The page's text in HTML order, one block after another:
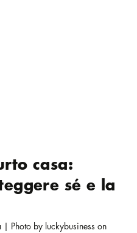
casa:
sé e la
by luckybusiness on